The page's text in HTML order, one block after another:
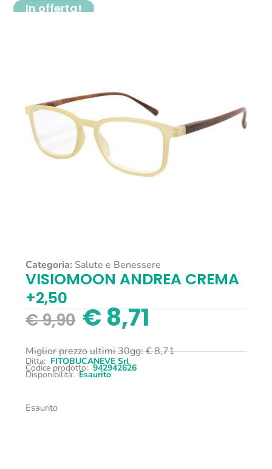
In offerta!
Categoria: Salute e Benessere
VISIOMOON ANDREA CREMA
+2,50
€9,90 €8,71
Miglior prezzo ultimi 30gg:€8,71
Ditta: FITOBUCANEVE Srl
Codice prodotto: 942942626
Disponibilità: Esaurito
Esaurito